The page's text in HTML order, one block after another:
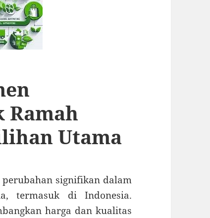
Ramah
Utama
signifikan dalam
termasuk di Indonesia.
harga dan kualitas